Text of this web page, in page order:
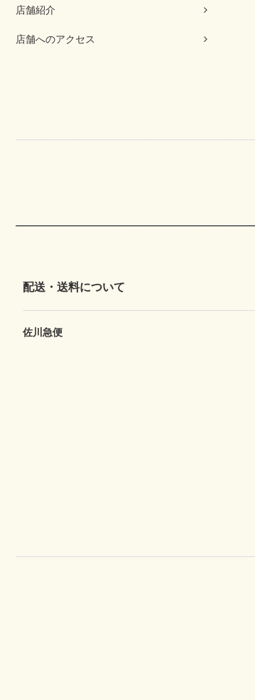
店舗紹介
店舗へのアクセス
配送・送料について
佐川急便